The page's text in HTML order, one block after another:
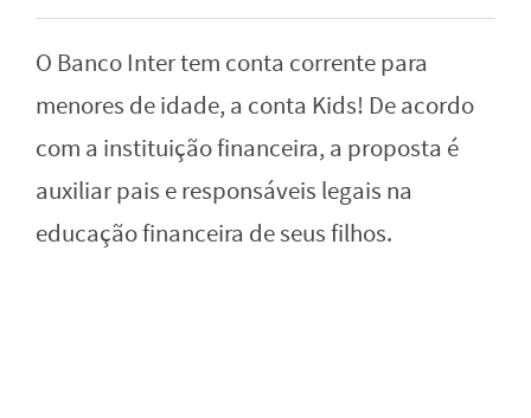
O Banco Inter tem conta corrente para
menores de idade, a conta Kids! De acordo
com a instituição financeira, a proposta é
auxiliar pais e responsáveis legais na
educação financeira de seus filhos.